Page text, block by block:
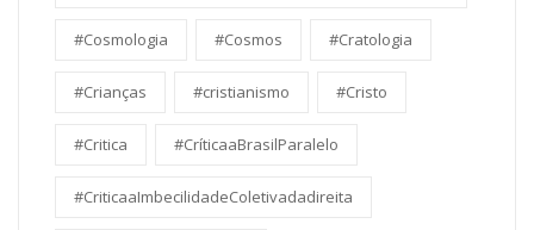
#Cosmologia #Cosmos #Cratologia
#Crianças #cristianismo #Cristo
#Critica #CríticaaBrasilParalelo
#CriticaaImbecilidadeColetivadadireita